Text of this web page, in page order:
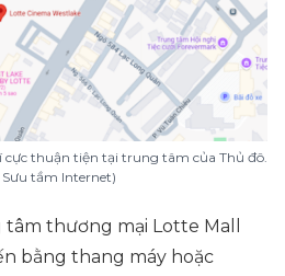
cực thuận tiện tại trung tâm của Thủ đô.
Sưu tầm Internet)
thương mại Lotte Mall
bằng thang máy hoặc